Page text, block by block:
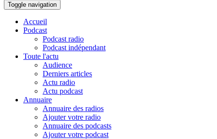
Toggle navigation
Accueil
Podcast
Podcast radio
Podcast indépendant
Toute l'actu
Audience
Derniers articles
Actu radio
Actu podcast
Annuaire
Annuaire des radios
Ajouter votre radio
Annuaire des podcasts
Ajouter votre podcast